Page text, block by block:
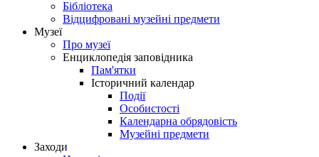
Бібліотека
Відцифровані музейні предмети
Музеї
Про музеї
Енциклопедія заповідника
Пам'ятки
Історичний календар
Події
Особистості
Календарна обрядовість
Музейні предмети
Заходи